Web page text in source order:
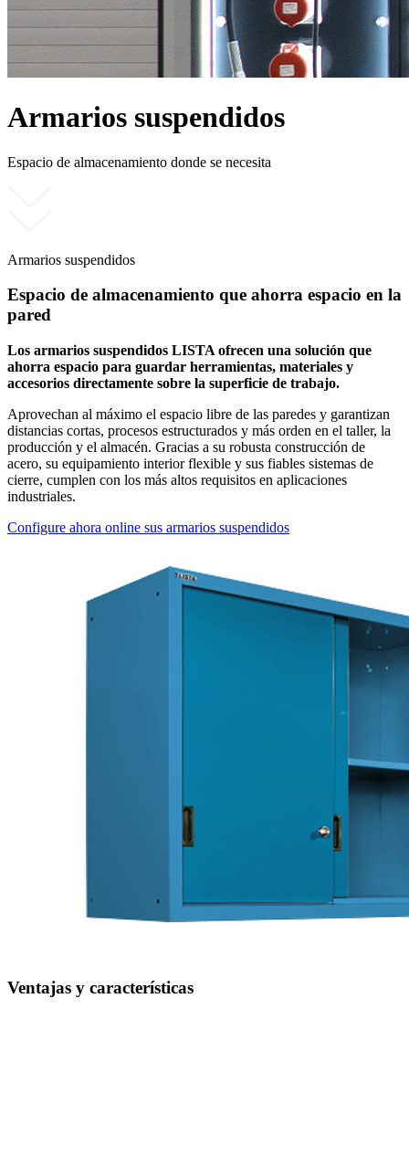
Armarios suspendidos
Espacio de almacenamiento donde se necesita
Armarios suspendidos
Espacio de almacenamiento que ahorra espacio en la
pared
Los armarios suspendidos LISTA ofrecen una solución que
ahorra espacio para guardar herramientas, materiales y
accesorios directamente sobre la superficie de trabajo.
Aprovechan al máximo el espacio libre de las paredes y garantizan
distancias cortas, procesos estructurados y más orden en el taller, la
producción y el almacén. Gracias a su robusta construcción de
acero, su equipamiento interior flexible y sus fiables sistemas de
cierre, cumplen con los más altos requisitos en aplicaciones
industriales.
Configure ahora online sus armarios suspendidos
Ventajas y características